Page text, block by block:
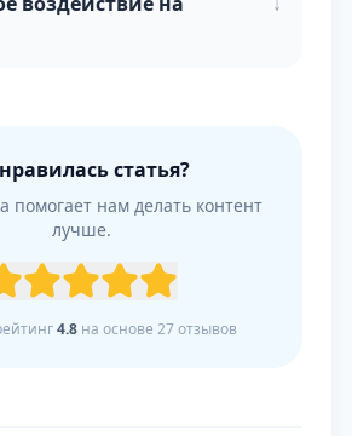
статья?
помогает нам делать контент
лучше.
4.8на основе 27отзывов